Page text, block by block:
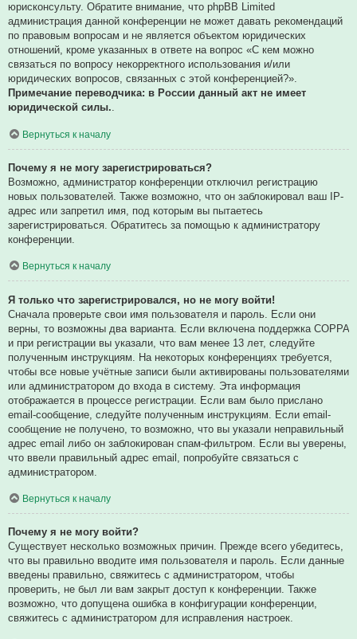
юрисконсульту. Обратите внимание, что phpBB Limited
администрация данной конференции не может давать рекомендаций
по правовым вопросам и не является объектом юридических
отношений, кроме указанных в ответе на вопрос «С кем можно
связаться по вопросу некорректного использования и/или
юридических вопросов, связанных с этой конференцией?».
Примечание переводчика: в России данный акт не имеет
юридической силы..
Вернуться к началу
Почему я не могу зарегистрироваться?
Возможно, администратор конференции отключил регистрацию
новых пользователей. Также возможно, что он заблокировал ваш IP-
адрес или запретил имя, под которым вы пытаетесь
зарегистрироваться. Обратитесь за помощью к администратору
конференции.
Вернуться к началу
Я только что зарегистрировался, но не могу войти!
Сначала проверьте свои имя пользователя и пароль. Если они
верны, то возможны два варианта. Если включена поддержка COPPA
и при регистрации вы указали, что вам менее 13 лет, следуйте
полученным инструкциям. На некоторых конференциях требуется,
чтобы все новые учётные записи были активированы пользователями
или администратором до входа в систему. Эта информация
отображается в процессе регистрации. Если вам было прислано
email-сообщение, следуйте полученным инструкциям. Если email-
сообщение не получено, то возможно, что вы указали неправильный
адрес email либо он заблокирован спам-фильтром. Если вы уверены,
что ввели правильный адрес email, попробуйте связаться с
администратором.
Вернуться к началу
Почему я не могу войти?
Существует несколько возможных причин. Прежде всего убедитесь,
что вы правильно вводите имя пользователя и пароль. Если данные
введены правильно, свяжитесь с администратором, чтобы
проверить, не был ли вам закрыт доступ к конференции. Также
возможно, что допущена ошибка в конфигурации конференции,
свяжитесь с администратором для исправления настроек.